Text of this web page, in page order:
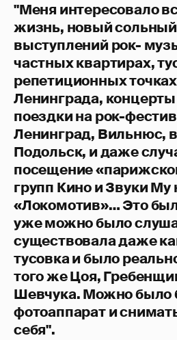
"Меня интересовало
жизнь, новый
выступлений рок-
частных квартирах,
репетиционных
Ленинграда,
поездки на рок-
Ленинград, Вильнюс,
Подольск, и даже
посещение
групп Кино и Звуки Му
«Локомотив»… Это
уже можно было
существовала даже
тусовка и было
того же Цоя,
Шевчука. Можно было
фотоаппарат и
себя".